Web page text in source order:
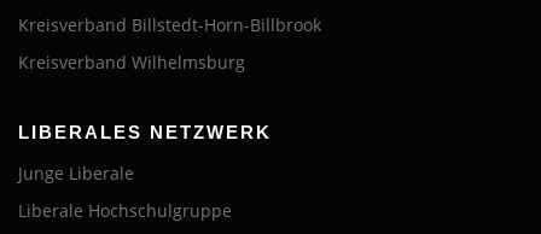
Kreisverband Billstedt-Horn-Billbrook
Kreisverband Wilhelmsburg
LIBERALES NETZWERK
Junge Liberale
Liberale Hochschulgruppe